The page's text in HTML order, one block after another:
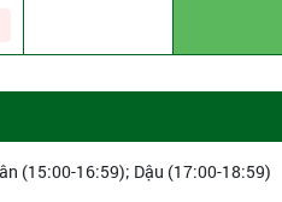
(15:00-16:59); Dậu (17:00-18:59)